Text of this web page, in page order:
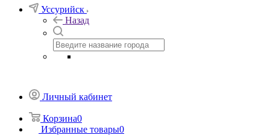
Уссурийск
Назад
Личный кабинет
Корзина0
Избранные товары0